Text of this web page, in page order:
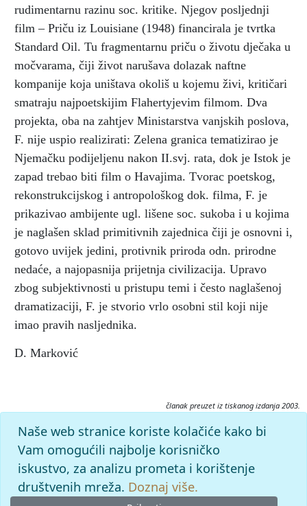
rudimentarnu razinu soc. kritike. Njegov posljednji
film – Priču iz Louisiane (1948) financirala je tvrtka
Standard Oil. Tu fragmentarnu priču o životu dječaka u
močvarama, čiji život narušava dolazak naftne
kompanije koja uništava okoliš u kojemu živi, kritičari
smatraju najpoetskijim Flahertyjevim filmom. Dva
projekta, oba na zahtjev Ministarstva vanjskih poslova,
F. nije uspio realizirati: Zelena granica tematizirao je
Njemačku podijeljenu nakon II.svj. rata, dok je Istok je
zapad trebao biti film o Havajima. Tvorac poetskog,
rekonstrukcijskog i antropološkog dok. filma, F. je
prikazivao ambijente ugl. lišene soc. sukoba i u kojima
je naglašen sklad primitivnih zajednica čiji je osnovni i,
gotovo uvijek jedini, protivnik priroda odn. prirodne
nedaće, a najopasnija prijetnja civilizacija. Upravo
zbog subjektivnosti u pristupu temi i često naglašenoj
dramatizaciji, F. je stvorio vrlo osobni stil koji nije
imao pravih nasljednika.
D. Marković
članak preuzet iz tiskanog izdanja 2003.
Citiranje:
Flaherty, Robert J..Filmski leksikon (2003), mrežno izdanje.
Leksikografski zavod Miroslav Krleža, 2026. Pristupljeno
8.8.2026. <https://film.lzmk.hr/clanak/flaherty-robert-j>.
Naše web stranice koriste kolačiće kako bi
Vam omogućili najbolje korisničko
iskustvo, za analizu prometa i korištenje
društvenih mreža. Doznaj više.